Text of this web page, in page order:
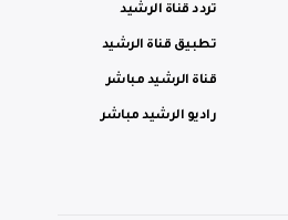
تردد قناة الرشيد
تطبيق قناة الرشيد
قناة الرشيد مباشر
راديو الرشيد مباشر